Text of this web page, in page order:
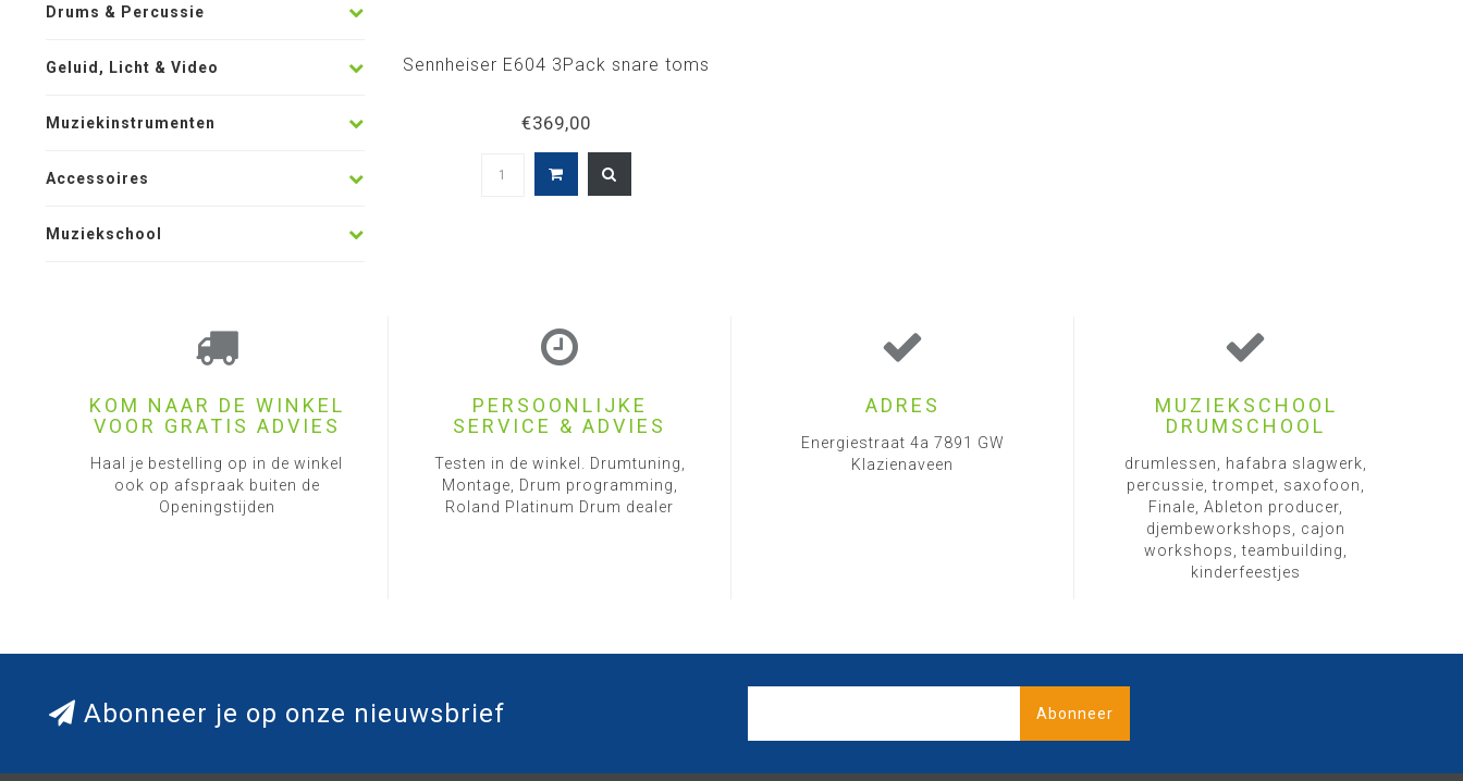
Drums & Percussie
Geluid, Licht & Video
Muziekinstrumenten
Accessoires
Muziekschool
Sennheiser E604 3Pack snare toms
€369,00
KOM NAAR DE WINKEL
VOOR GRATIS ADVIES
Haal je bestelling op in de winkel
ook op afspraak buiten de
Openingstijden
PERSOONLIJKE
SERVICE & ADVIES
Testen in de winkel. Drumtuning,
Montage, Drum programming,
Roland Platinum Drum dealer
ADRES
Energiestraat 4a 7891 GW
Klazienaveen
MUZIEKSCHOOL
DRUMSCHOOL
drumlessen, hafabra slagwerk,
percussie, trompet, saxofoon,
Finale, Ableton producer,
djembeworkshops, cajon
workshops, teambuilding,
kinderfeestjes
Abonneer je op onze nieuwsbrief Abonneer